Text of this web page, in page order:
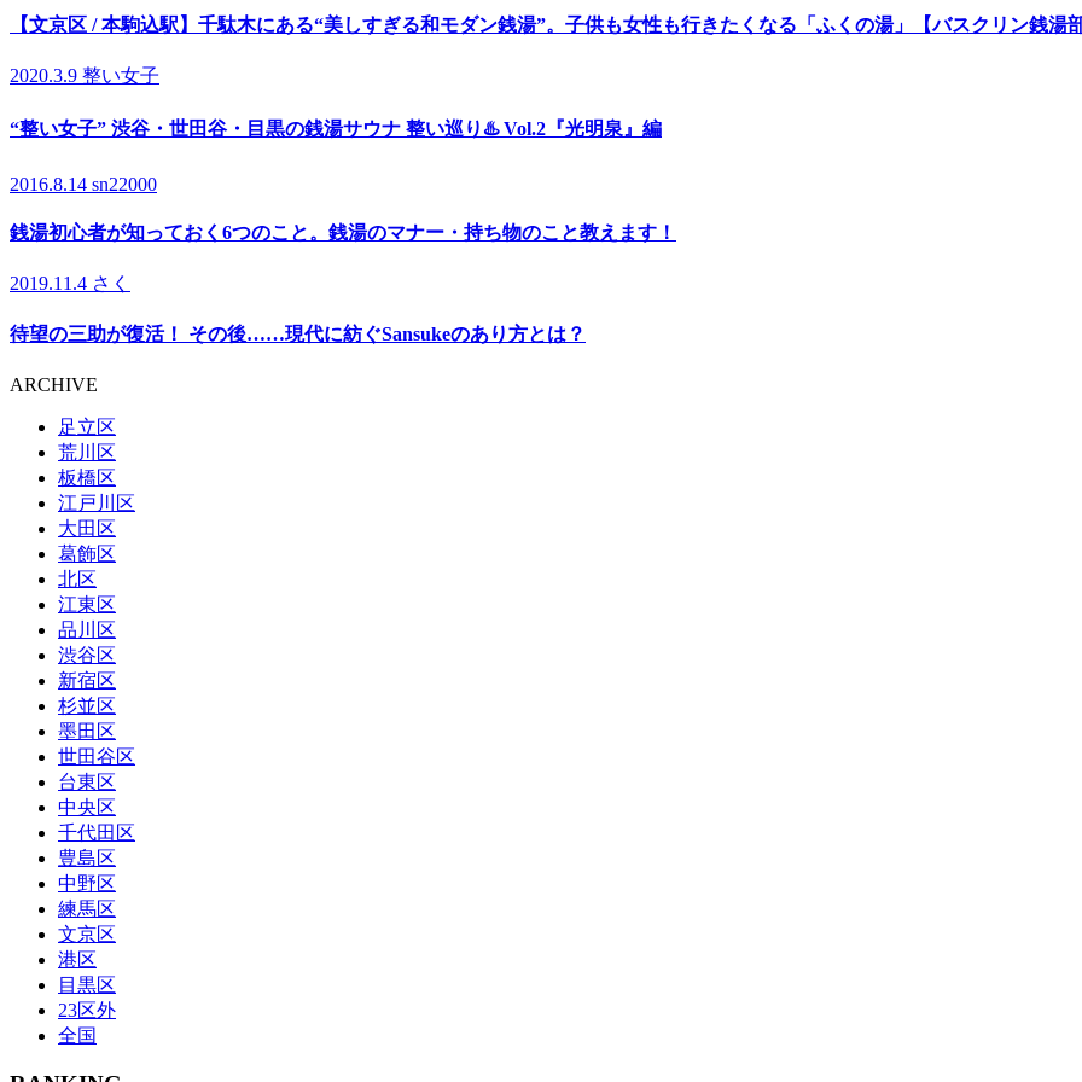
【文京区 / 本駒込駅】千駄木にある“美しすぎる和モダン銭湯”。子供も女性も行きたくなる「ふくの湯」【バスクリン銭湯
2020.3.9 整い女子
“整い女子” 渋谷・世田谷・目黒の銭湯サウナ 整い巡り♨️ Vol.2『光明泉』編
2016.8.14 sn22000
銭湯初心者が知っておく6つのこと。銭湯のマナー・持ち物のこと教えます！
2019.11.4 さく
待望の三助が復活！ その後……現代に紡ぐSansukeのあり方とは？
ARCHIVE
足立区
荒川区
板橋区
江戸川区
大田区
葛飾区
北区
江東区
品川区
渋谷区
新宿区
杉並区
墨田区
世田谷区
台東区
中央区
千代田区
豊島区
中野区
練馬区
文京区
港区
目黒区
23区外
全国